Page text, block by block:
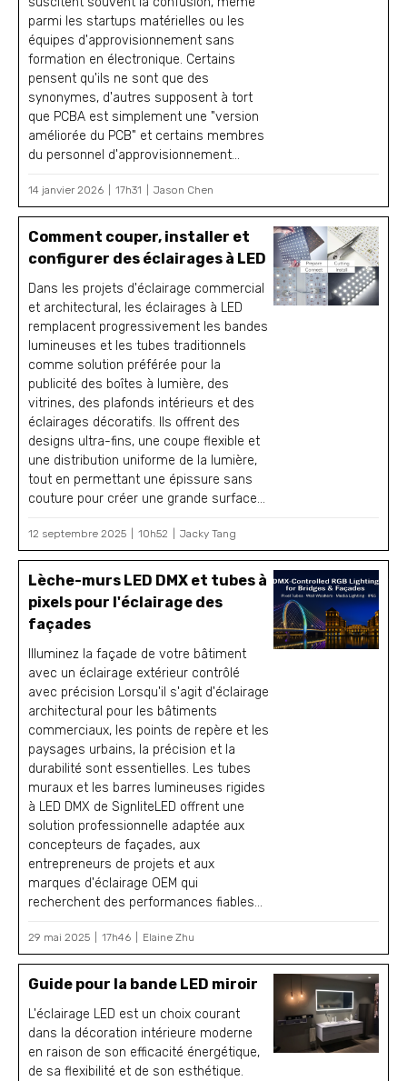
parmi les startups matérielles ou les
équipes d'approvisionnement sans
formation en électronique. Certains
pensent qu'ils ne sont que des
synonymes, d'autres supposent à tort
que PCBA est simplement une "version
améliorée du PCB" et certains membres
du personnel d'approvisionnement...
14 janvier 2026 17h31 Jason Chen
Comment couper, installer et
configurer des éclairages à LED
Dans les projets d'éclairage commercial
et architectural, les éclairages à LED
remplacent progressivement les bandes
lumineuses et les tubes traditionnels
comme solution préférée pour la
publicité des boîtes à lumière, des
vitrines, des plafonds intérieurs et des
éclairages décoratifs. Ils offrent des
designs ultra-fins, une coupe flexible et
une distribution uniforme de la lumière,
tout en permettant une épissure sans
couture pour créer une grande surface...
12 septembre 2025 10h52 Jacky Tang
Lèche-murs LED DMX et tubes à
pixels pour l'éclairage des
façades
Illuminez la façade de votre bâtiment
avec un éclairage extérieur contrôlé
avec précision Lorsqu'il s'agit d'éclairage
architectural pour les bâtiments
commerciaux, les points de repère et les
paysages urbains, la précision et la
durabilité sont essentielles. Les tubes
muraux et les barres lumineuses rigides
à LED DMX de SignliteLED offrent une
solution professionnelle adaptée aux
concepteurs de façades, aux
entrepreneurs de projets et aux
marques d'éclairage OEM qui
recherchent des performances fiables...
29 mai 2025 17h46 Elaine Zhu
Guide pour la bande LED miroir
L'éclairage LED est un choix courant
dans la décoration intérieure moderne
en raison de son efficacité énergétique,
de sa flexibilité et de son esthétique.